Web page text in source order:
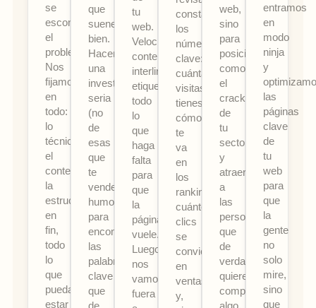
se
esconde
el
problema.
Nos
fijamos
en
todo:
lo
técnico,
el
contenido,
la
estructura...
en
fin,
todo
lo
que
pueda
estar
que
suene
bien.
Hacemos
una
investigación
seria
(no
de
esas
que
te
venden
humo)
para
encontrar
las
palabras
clave
que
de
tu
web.
Velocidad,
contenido,
interlinking,
etiquetas...
todo
lo
que
haga
falta
para
que
la
página
vuele.
Luego,
nos
vamos
fuera
constantemente
los
números
clave:
cuántas
visitas
tienes,
cómo
te
va
en
los
rankings,
cuántos
clics
se
convierten
en
ventas...
y,
web,
sino
para
posicionarte
como
el
crack
de
tu
sector
y
atraer
a
las
personas
que
de
verdad
quieren
comprarte
algo.
entramos
en
modo
ninja
y
las
páginas
clave
de
tu
web
para
que
la
gente
no
solo
mire,
sino
que